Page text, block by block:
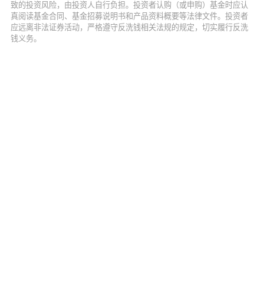
致的投资风险，由投资人自行负担。投资者认购（或申购）基金时应认
真阅读基金合同、基金招募说明书和产品资料概要等法律文件。投资者
应远离非法证券活动，严格遵守反洗钱相关法规的规定，切实履行反洗
钱义务。